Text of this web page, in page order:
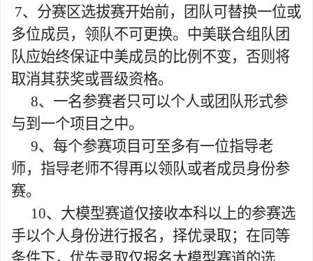
7、分赛区选拔赛开始前，团队可替换一位或
多位成员，领队不可更换。中美联合组队团
队应始终保证中美成员的比例不变，否则将
取消其获奖或晋级资格。
8、一名参赛者只可以个人或团队形式参
与到一个项目之中。
9、每个参赛项目可至多有一位指导老
师，指导老师不得再以领队或者成员身份参
赛。
10、大模型赛道仅接收本科以上的参赛选
手以个人身份进行报名，择优录取；在同等